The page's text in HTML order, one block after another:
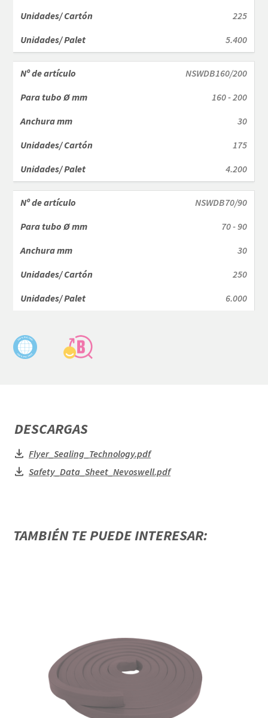
225
5.400
NSWDB160/200
160 - 200
30
175
4.200
NSWDB70/90
70 - 90
30
250
6.000
DESCARGAS
Flyer_Sealing_Technology.pdf
Safety_Data_Sheet_Nevoswell.pdf
TAMBIÉN TE PUEDE INTERESAR: